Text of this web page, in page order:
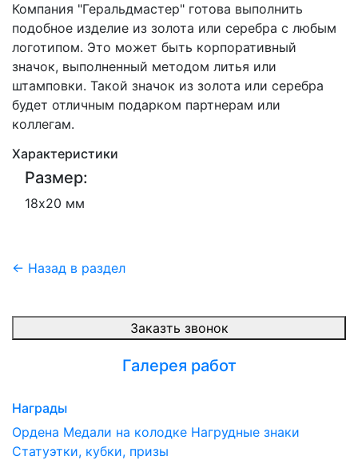
Компания "Геральдмастер" готова выполнить
подобное изделие из золота или серебра с любым
логотипом. Это может быть корпоративный
значок, выполненный методом литья или
штамповки. Такой значок из золота или серебра
будет отличным подарком партнерам или
коллегам.
Характеристики
Размер:
18х20 мм
← Назад в раздел
Заказть звонок
Галерея работ
Награды
Ордена Медали на колодке Нагрудные знаки
Статуэтки, кубки, призы